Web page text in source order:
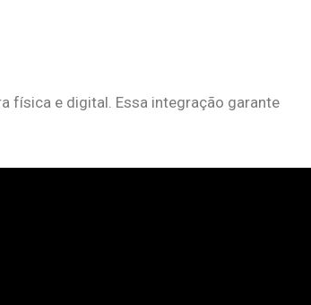
física e digital. Essa integração garante